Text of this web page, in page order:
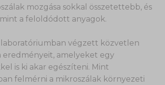
mozgása sokkal összetettebb, és
a feloldódott anyagok.
végzett közvetlen
eredményeit, amelyeket egy
is ki akar egészíteni. Mint
felmérni a mikroszálak környezeti